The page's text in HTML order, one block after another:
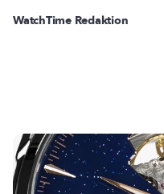
WatchTime Redaktion